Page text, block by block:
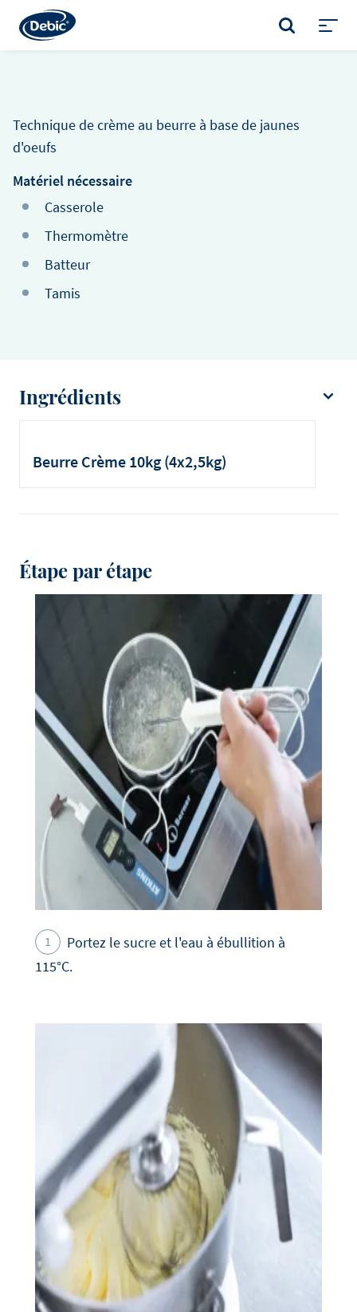
main
content
RECHERCHER
menu
Technique de crème au beurre à base de jaunes
d'oeufs
Matériel nécessaire
Casserole
Thermomètre
Batteur
Tamis
Ingrédients
de Debic beurre Crème
Beurre Crème 10kg (4x2,5kg)
Étape par étape
Portez le sucre et l'eau à ébullition à
115°C.